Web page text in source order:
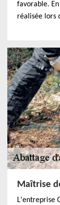
favorable.
réalisée lors
Maîtrise
L'entreprise